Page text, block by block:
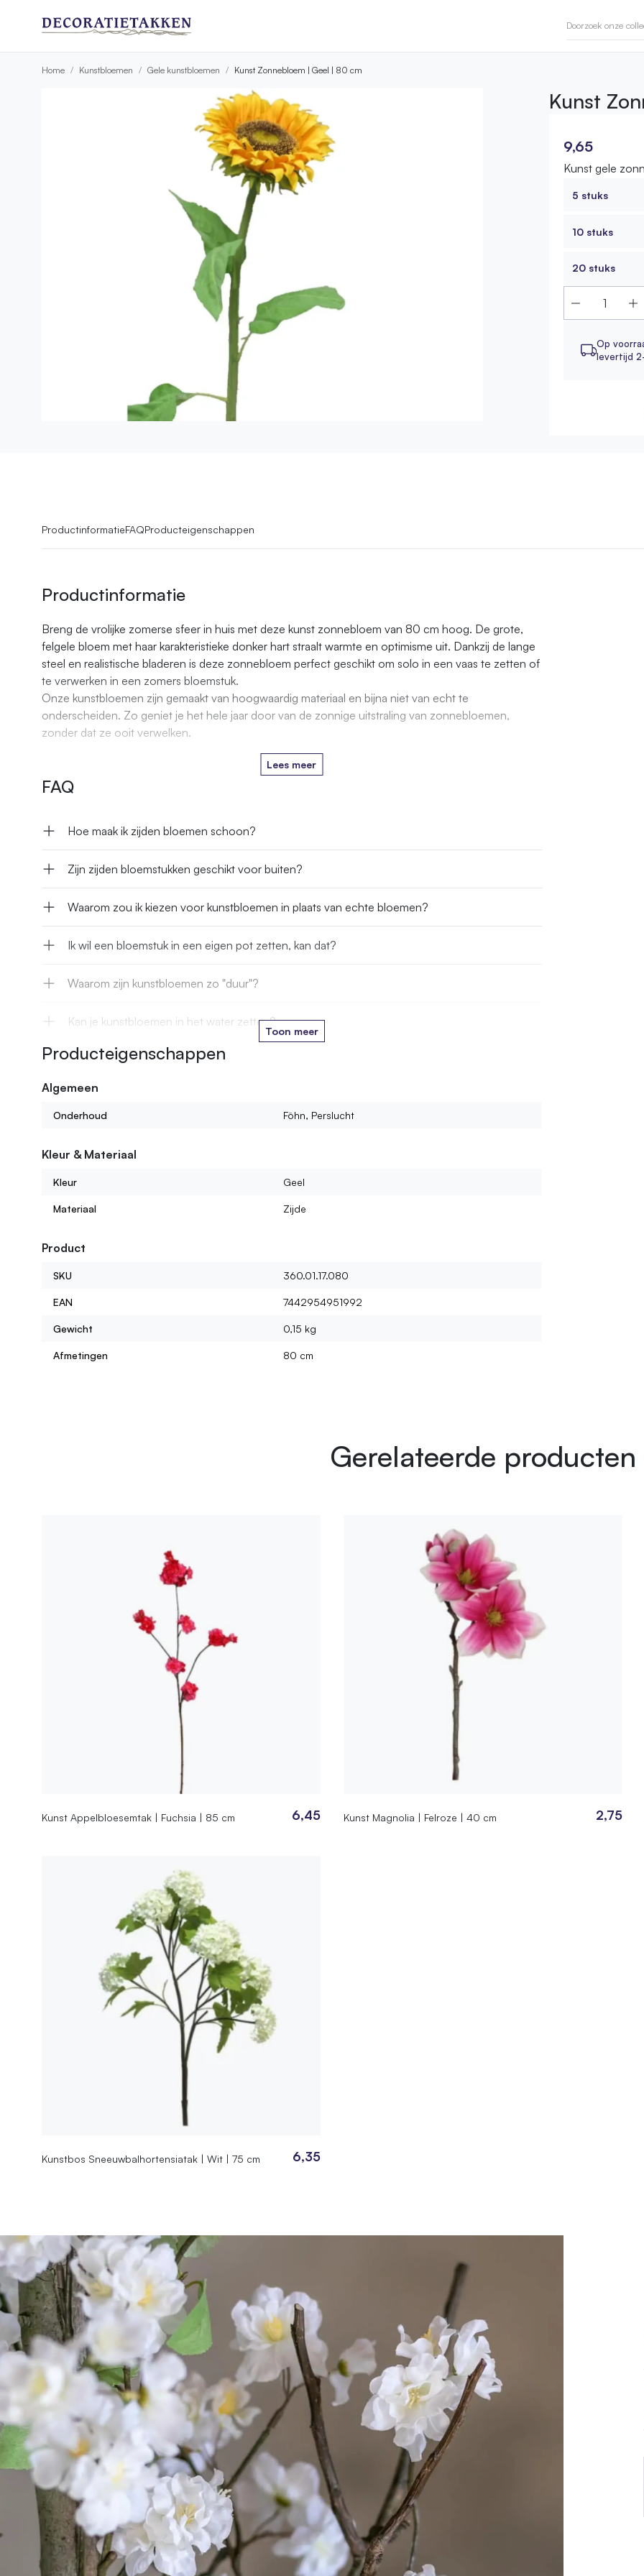
Home Kunstbloemen Gele kunstbloemen Kunst Zonnebloem | Geel | 80 cm
Kunst
9,65
Kunst gele
5 stuks
10 stuks
20 stuks
Op
levertijd
ProductinformatieFAQProducteigenschappen
Productinformatie
Breng de vrolijke zomerse sfeer in huis met deze kunst zonnebloem van 80 cm hoog. De grote,
felgele bloem met haar karakteristieke donker hart straalt warmte en optimisme uit. Dankzij de lange
steel en realistische bladeren is deze zonnebloem perfect geschikt om solo in een vaas te zetten of
te verwerken in een zomers bloemstuk.
Onze kunstbloemen zijn gemaakt van hoogwaardig materiaal en bijna niet van echt te
onderscheiden. Zo geniet je het hele jaar door van de zonnige uitstraling van zonnebloemen,
zonder dat ze ooit verwelken.
Lees meer
FAQ
Hoe maak ik zijden bloemen schoon?
Zijn zijden bloemstukken geschikt voor buiten?
Waarom zou ik kiezen voor kunstbloemen in plaats van echte bloemen?
Ik wil een bloemstuk in een eigen pot zetten, kan dat?
Waarom zijn kunstbloemen zo "duur"?
Kan je kunstbloemen in het water zetten?
Hoe lang gaan jullie kunstbloemen mee?
Toon meer
Producteigenschappen
Algemeen
Onderhoud Föhn, Perslucht
Kleur & Materiaal
Kleur Geel
Materiaal Zijde
Product
SKU 360.01.17.080
EAN 7442954951992
Gewicht 0,15 kg
Afmetingen 80 cm
Gerelateerde producten
Kunst Appelbloesemtak | Fuchsia | 85 cm 6,45 Kunst Magnolia | Felroze | 40 cm 2,75
Kunstbos Sneeuwbalhortensiatak | Wit | 75 cm 6,35